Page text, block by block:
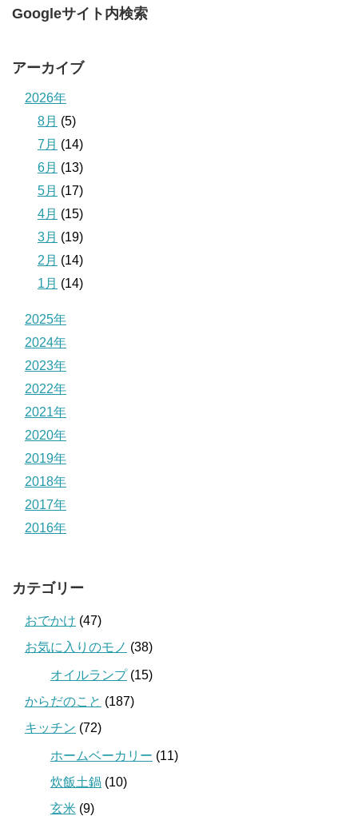
Googleサイト内検索
アーカイブ
2026年
8月 (5)
7月 (14)
6月 (13)
5月 (17)
4月 (15)
3月 (19)
2月 (14)
1月 (14)
2025年
2024年
2023年
2022年
2021年
2020年
2019年
2018年
2017年
2016年
カテゴリー
おでかけ (47)
お気に入りのモノ (38)
オイルランプ(15)
からだのこと (187)
キッチン (72)
ホームベーカリー (11)
炊飯土鍋 (10)
玄米 (9)